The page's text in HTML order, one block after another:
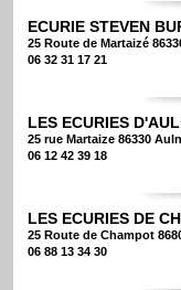
ECURIE STEVEN
25 Route de Martaizé
06 32 31 17 21
LES ECURIES
25 rue Martaize 86330
06 12 42 39 18
LES ECURIES DE
25 Route de Champot
06 88 13 34 30